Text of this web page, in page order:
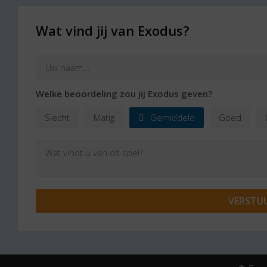
Wat vind jij van Exodus?
Welke beoordeling zou jij Exodus geven?
Slecht
Matig Gemiddeld Goed